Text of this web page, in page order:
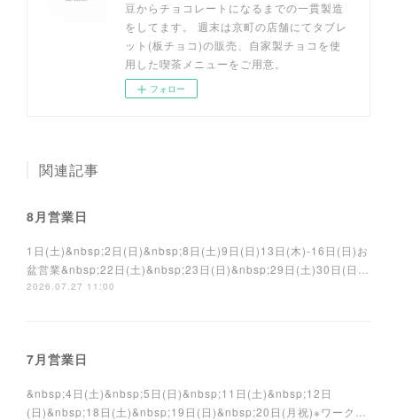
豆からチョコレートになるまでの一貫製造
をしてます。 週末は京町の店舗にてタブレ
ット(板チョコ)の販売、自家製チョコを使
用した喫茶メニューをご用意。
フォロー
関連記事
8月営業日
1日(土)&nbsp;2日(日)&nbsp;8日(土)9日(日)13日(木)-16日(日)お
盆営業&nbsp;22日(土)&nbsp;23日(日)&nbsp;29日(土)30日(日…
2026.07.27 11:00
7月営業日
&nbsp;4日(土)&nbsp;5日(日)&nbsp;11日(土)&nbsp;12日
(日)&nbsp;18日(土)&nbsp;19日(日)&nbsp;20日(月祝)※ワーク…